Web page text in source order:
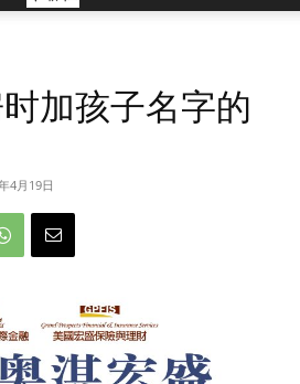
加孩子名字的
4月19日